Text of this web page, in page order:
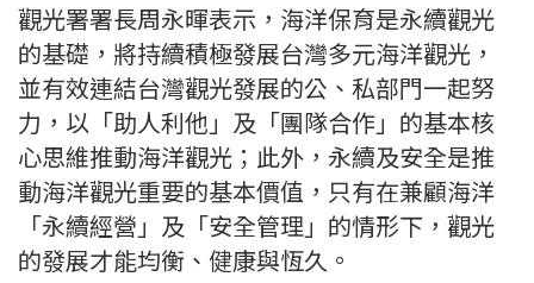
觀光署署長周永暉表示，海洋保育是永續觀光
的基礎，將持續積極發展台灣多元海洋觀光，
並有效連結台灣觀光發展的公、私部門一起努
力，以「助人利他」及「團隊合作」的基本核
心思維推動海洋觀光；此外，永續及安全是推
動海洋觀光重要的基本價值，只有在兼顧海洋
「永續經營」及「安全管理」的情形下，觀光
的發展才能均衡、健康與恆久。